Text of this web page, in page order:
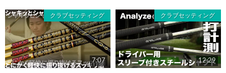
クラブセッティング
7:07
クラブセッティング
12:29